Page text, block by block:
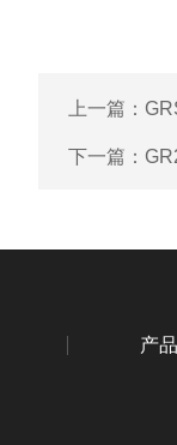
上一篇：
下一篇：
产